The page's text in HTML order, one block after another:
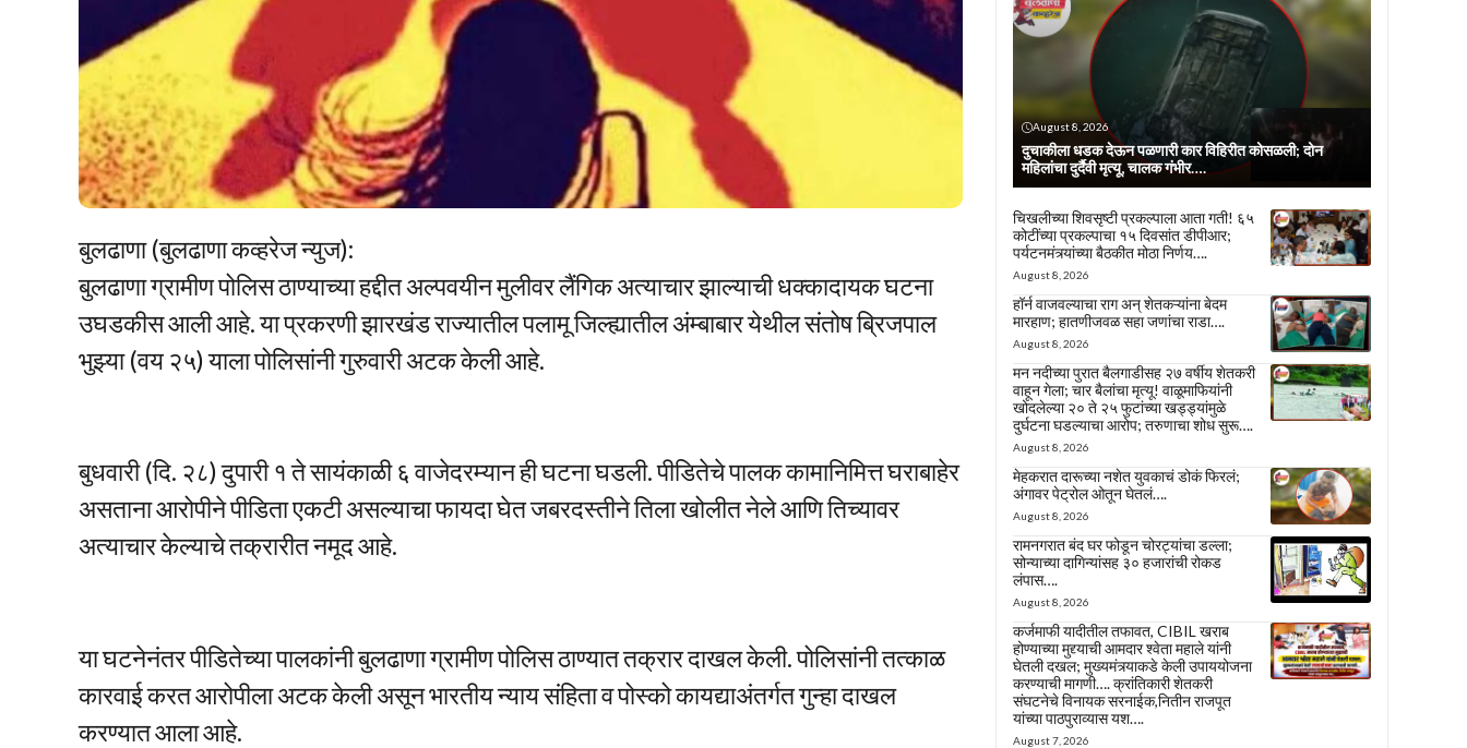
बुलढाणा (बुलढाणा कव्हरेज न्युज):
बुलढाणा ग्रामीण पोलिस ठाण्याच्या हद्दीत अल्पवयीन मुलीवर लैंगिक अत्याचार झाल्याची धक्कादायक घटना
उघडकीस आली आहे. या प्रकरणी झारखंड राज्यातील पलामू जिल्ह्यातील अंम्बाबार येथील संतोष ब्रिजपाल
भुझ्या (वय २५) याला पोलिसांनी गुरुवारी अटक केली आहे.
बुधवारी (दि. २८) दुपारी १ ते सायंकाळी ६ वाजेदरम्यान ही घटना घडली. पीडितेचे पालक कामानिमित्त घराबाहेर
असताना आरोपीने पीडिता एकटी असल्याचा फायदा घेत जबरदस्तीने तिला खोलीत नेले आणि तिच्यावर
अत्याचार केल्याचे तक्रारीत नमूद आहे.
या घटनेनंतर पीडितेच्या पालकांनी बुलढाणा ग्रामीण पोलिस ठाण्यात तक्रार दाखल केली. पोलिसांनी तत्काळ
कारवाई करत आरोपीला अटक केली असून भारतीय न्याय संहिता व पोस्को कायद्याअंतर्गत गुन्हा दाखल
करण्यात आला आहे.
August 8, 2026
दुचाकीला धडक देऊन पळणारी कार विहिरीत कोसळली; दोन
महिलांचा दुर्दैवी मृत्यू, चालक गंभीर….
चिखलीच्या शिवसृष्टी प्रकल्पाला आता गती! ६५
कोटींच्या प्रकल्पाचा १५ दिवसांत डीपीआर;
पर्यटनमंत्र्यांच्या बैठकीत मोठा निर्णय….
August 8, 2026
हॉर्न वाजवल्याचा राग अन् शेतकऱ्यांना बेदम
मारहाण; हातणीजवळ सहा जणांचा राडा….
August 8, 2026
मन नदीच्या पुरात बैलगाडीसह २७ वर्षीय शेतकरी
वाहून गेला; चार बैलांचा मृत्यू! वाळूमाफियांनी
खोदलेल्या २० ते २५ फुटांच्या खड्ड्यांमुळे
दुर्घटना घडल्याचा आरोप; तरुणाचा शोध सुरू….
August 8, 2026
मेहकरात दारूच्या नशेत युवकाचं डोकं फिरलं;
अंगावर पेट्रोल ओतून घेतलं….
August 8, 2026
रामनगरात बंद घर फोडून चोरट्यांचा डल्ला;
सोन्याच्या दागिन्यांसह ३० हजारांची रोकड
लंपास….
August 8, 2026
कर्जमाफी यादीतील तफावत, CIBIL खराब
होण्याच्या मुद्द्याची आमदार श्वेता महाले यांनी
घेतली दखल; मुख्यमंत्र्याकडे केली उपाययोजना
करण्याची मागणी…. क्रांतिकारी शेतकरी
संघटनेचे विनायक सरनाईक,नितीन राजपूत
यांच्या पाठपुराव्यास यश….
August 7, 2026